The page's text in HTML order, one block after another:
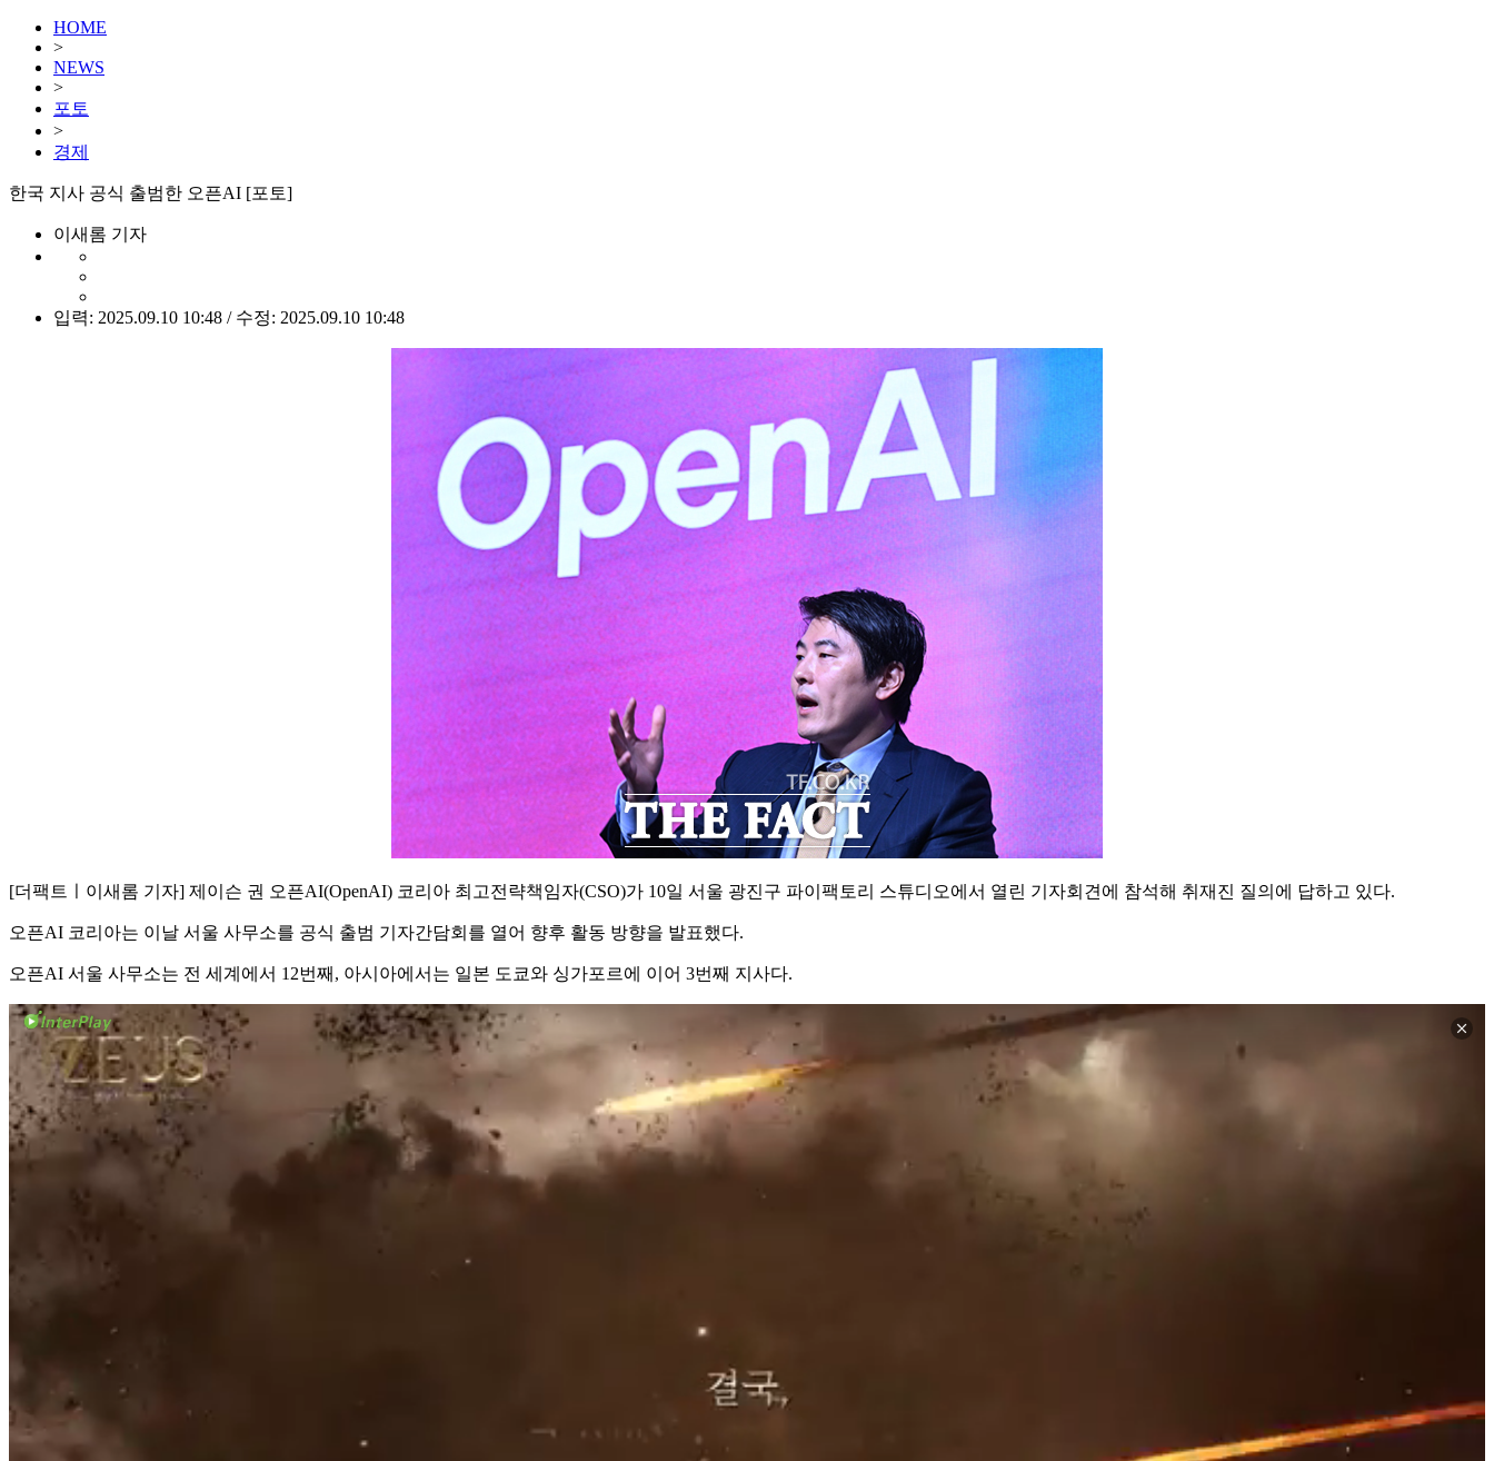
HOME
>
NEWS
>
포토
>
경제
한국 지사 공식 출범한 오픈AI [포토]
이새롬 기자
입력: 2025.09.10 10:48 / 수정: 2025.09.10 10:48
[더팩트ㅣ이새롬 기자] 제이슨 권 오픈AI(OpenAI) 코리아 최고전략책임자(CSO)가 10일 서울 광진구 파이팩토리 스튜디오에서 열린 기자회견에 참석해 취재진 질의에 답하고 있다.
오픈AI 코리아는 이날 서울 사무소를 공식 출범 기자간담회를 열어 향후 활동 방향을 발표했다.
오픈AI 서울 사무소는 전 세계에서 12번째, 아시아에서는 일본 도쿄와 싱가포르에 이어 3번째 지사다.